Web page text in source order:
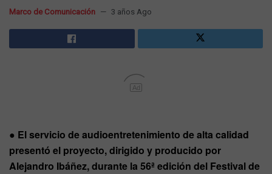
Marco de Comunicación 3 años Ago
Ad
● El servicio de audioentretenimiento de alta calidad
presentó el proyecto, dirigido y producido por
Alejandro Ibáñez, durante la 56ª edición del Festival de